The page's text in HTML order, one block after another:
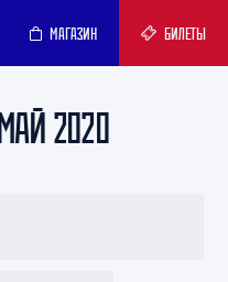
МАГАЗИН БИЛЕТЫ
2020